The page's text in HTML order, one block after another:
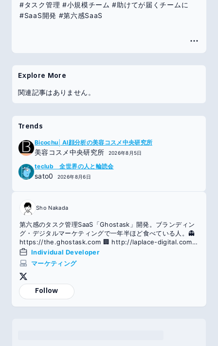
#タスク管理 #小規模チーム #助けてが届くチームに
#SaaS開発 #第六感SaaS
Explore More
関連記事はありません。
Trends
Bicochu│AI顔分析の美容コスメ中央研究所
美容コスメ中央研究所 2026年8月5日
teclub 全世界の人と輪読会
sato0 2026年8月6日
Sho Nakada
第六感のタスク管理SaaS「Ghostask」開発。ブランディン
グ・デジタルマーケティングで一年半ほど食べている人。👻
https://the.ghostask.com 🏢 http://laplace-digital.com
👑note20万view。
Individual Developer
マーケティング
Follow